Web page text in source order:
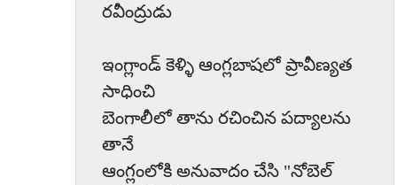
రవీంద్రుడు
ఇంగ్లాండ్ కెళ్ళి ఆంగ్లబాషలో ప్రావీణ్యత
సాధించి
బెంగాలీలో తాను రచించిన పద్యాలను
తానే
ఆంగ్లంలోకి అనువాదం చేసి "నోబెల్